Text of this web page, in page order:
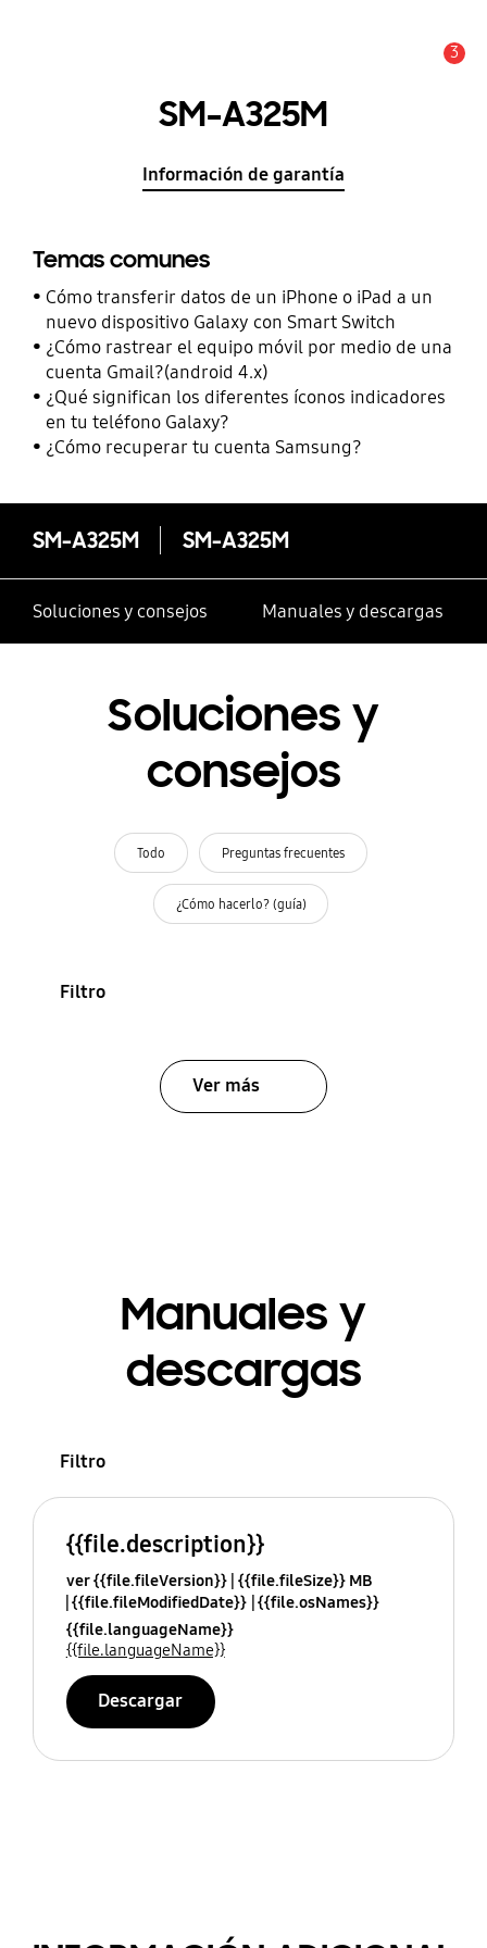
3
SM-A325M
Información de garantía
Temas comunes
Cómo transferir datos de un iPhone o iPad a un
nuevo dispositivo Galaxy con Smart Switch
¿Cómo rastrear el equipo móvil por medio de una
cuenta Gmail?(android 4.x)
¿Qué significan los diferentes íconos indicadores
en tu teléfono Galaxy?
¿Cómo recuperar tu cuenta Samsung?
SM-A325M SM-A325M
Soluciones y consejos Manuales y descargas
Soluciones y
consejos
Todo Preguntas frecuentes
¿Cómo hacerlo? (guía)
Filtro
Ver más
Manuales y
descargas
Filtro
{{file.description}}
ver {{file.fileVersion}} {{file.fileSize}} MB
{{file.fileModifiedDate}} {{file.osNames}}
{{file.languageName}}
{{file.languageName}}
Descargar